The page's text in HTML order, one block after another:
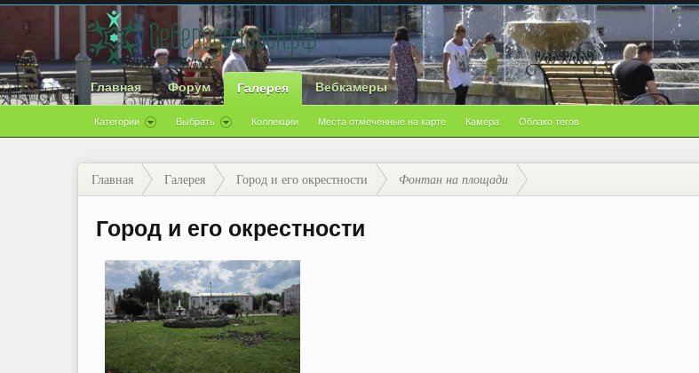
Главная Форум Галерея
Категории Выбрать Коллекции Места отмеченные на карте Камера Облако тегов
Вебкамеры
Главная Галерея Город и его окрестности Фонтан на площади
Город и его окрестности